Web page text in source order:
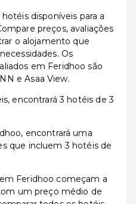
disponíveis para a
preços, avaliações
o alojamento que
Os
em Feridhoo são
e Asaa View.
encontrará 3 hotéis de 3
encontrará uma
que incluem 3 hotéis de
Feridhoo começam a
um preço médio de